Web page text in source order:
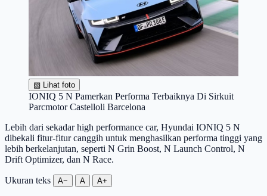
▧ Lihat foto
IONIQ 5 N Pamerkan Performa Terbaiknya Di Sirkuit
Parcmotor Castelloli Barcelona
Lebih dari sekadar high performance car, Hyundai IONIQ 5 N
dibekali fitur-fitur canggih untuk menghasilkan performa tinggi yang
lebih berkelanjutan, seperti N Grin Boost, N Launch Control, N
Drift Optimizer, dan N Race.
Ukuran teks A− A A+